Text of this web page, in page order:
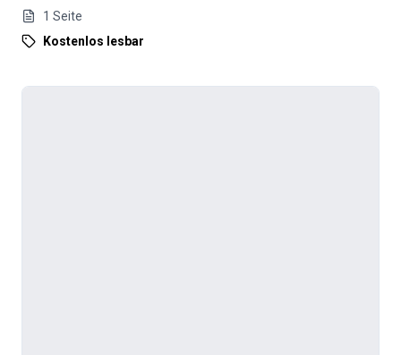
1 Seite
Kostenlos lesbar